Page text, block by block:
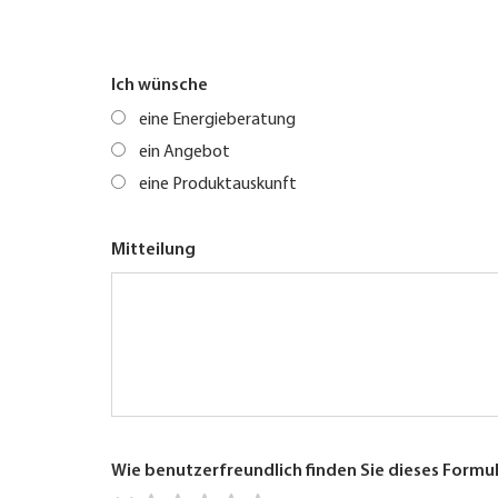
Ich wünsche
eine Energieberatung
ein Angebot
eine Produktauskunft
Mitteilung
Wie benutzerfreundlich finden Sie dieses